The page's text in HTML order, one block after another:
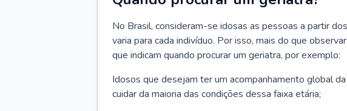
No Brasil, consideram-se idosas as pessoas a partir
varia para cada indivíduo. Por isso, mais do que
que indicam quando procurar um geriatra, por exemplo:
Idosos que desejam ter um acompanhamento global
cuidar da maioria das condições dessa faixa etária;